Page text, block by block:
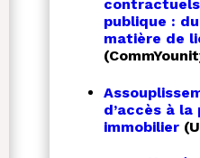
publique :
matière de
d’accès à la
immobilier